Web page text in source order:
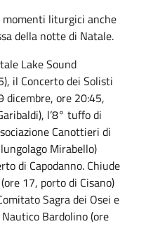
momenti liturgici anche
della notte di Natale.
Lake Sound
il Concerto dei Solisti
dicembre, ore 20:45,
l’8° tuffo di
Canottieri di
Mirabello)
di Capodanno. Chiude
17, porto di Cisano)
Sagra dei Osei e
Bardolino (ore